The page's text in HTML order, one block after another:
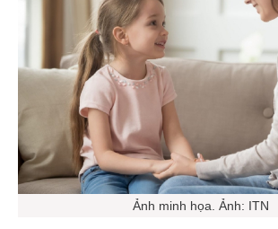
Ảnh minh họa. Ảnh: ITN